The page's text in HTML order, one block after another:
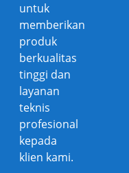
untuk
memberikan
produk
berkualitas
tinggi dan
layanan
teknis
profesional
kepada
klien kami.